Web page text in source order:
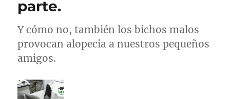
parte.
Y cómo no, también los bichos malos
provocan alopecia a nuestros pequeños
amigos.